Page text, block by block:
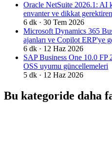
Oracle NetSuite 2026.1: AI
envanter ve dikkat
6 dk · 30 Tem 2026
Microsoft Dynamics 365
ajanları ve Copilot ERP'ye
6 dk · 12 Haz 2026
SAP Business One 10.0
OSS uyumu güncellemeleri
5 dk · 12 Haz 2026
Bu kategoride daha